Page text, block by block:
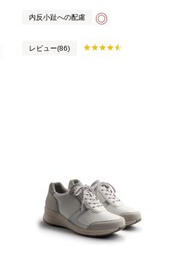
内反小趾への配慮 ◎
レビュー(86)